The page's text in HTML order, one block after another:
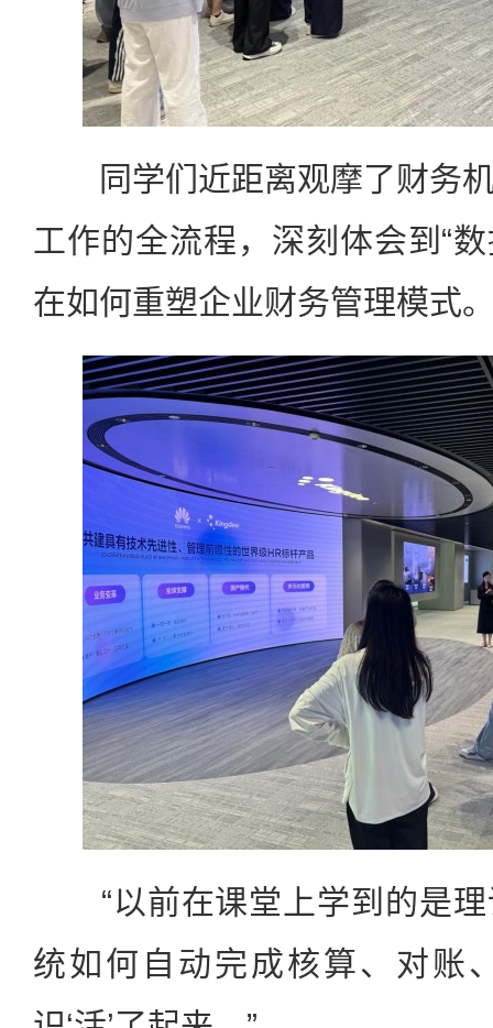
同学们近距离观摩了财务机
工作的全流程，深刻体会到“
在如何重塑企业财务管理模式
“以前在课堂上学到的是理
统如何自动完成核算、对账